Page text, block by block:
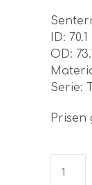
ID: 70.1
OD: 73.1
Serie:
Prisen